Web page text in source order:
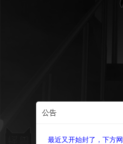
公告
最近又开始封了，下方